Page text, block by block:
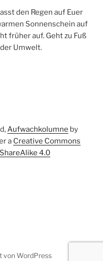
den Regen auf Euer
Sonnenschein auf
früher auf. Geht zu Fuß
Umwelt.
Aufwachkolumne by
a Creative Commons
4.0
von WordPress